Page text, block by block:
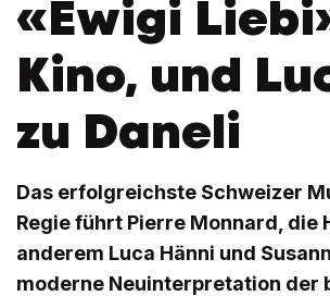
«Ewigi
Kino, und
zu Daneli
Das erfolgreichste Schweizer
Regie führt Pierre Monnard,
anderem Luca Hänni und
moderne Neuinterpretation der